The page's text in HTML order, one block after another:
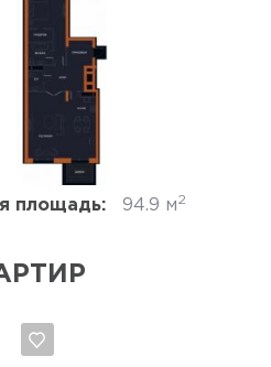
площадь: 94.9 м2
Да, удалить Отмена